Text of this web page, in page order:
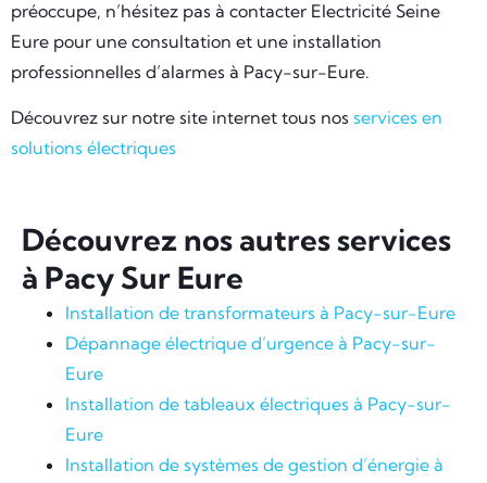
préoccupe, n’hésitez pas à contacter Electricité Seine
Eure pour une consultation et une installation
professionnelles d’alarmes à Pacy-sur-Eure.
Découvrez sur notre site internet tous nos services en
solutions électriques
Découvrez nos autres services
à Pacy Sur Eure
Installation de transformateurs à Pacy-sur-Eure
Dépannage électrique d’urgence à Pacy-sur-
Eure
Installation de tableaux électriques à Pacy-sur-
Eure
Installation de systèmes de gestion d’énergie à